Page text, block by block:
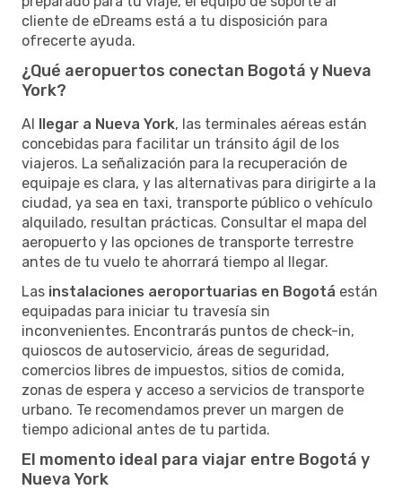
cliente de eDreams está a tu disposición para
ofrecerte ayuda.
¿Qué aeropuertos conectan Bogotá y Nueva
York?
Al llegar a Nueva York, las terminales aéreas están
concebidas para facilitar un tránsito ágil de los
viajeros. La señalización para la recuperación de
equipaje es clara, y las alternativas para dirigirte a la
ciudad, ya sea en taxi, transporte público o vehículo
alquilado, resultan prácticas. Consultar el mapa del
aeropuerto y las opciones de transporte terrestre
antes de tu vuelo te ahorrará tiempo al llegar.
Las instalaciones aeroportuarias en Bogotá están
equipadas para iniciar tu travesía sin
inconvenientes. Encontrarás puntos de check-in,
quioscos de autoservicio, áreas de seguridad,
comercios libres de impuestos, sitios de comida,
zonas de espera y acceso a servicios de transporte
urbano. Te recomendamos prever un margen de
tiempo adicional antes de tu partida.
El momento ideal para viajar entre Bogotá y
Nueva York